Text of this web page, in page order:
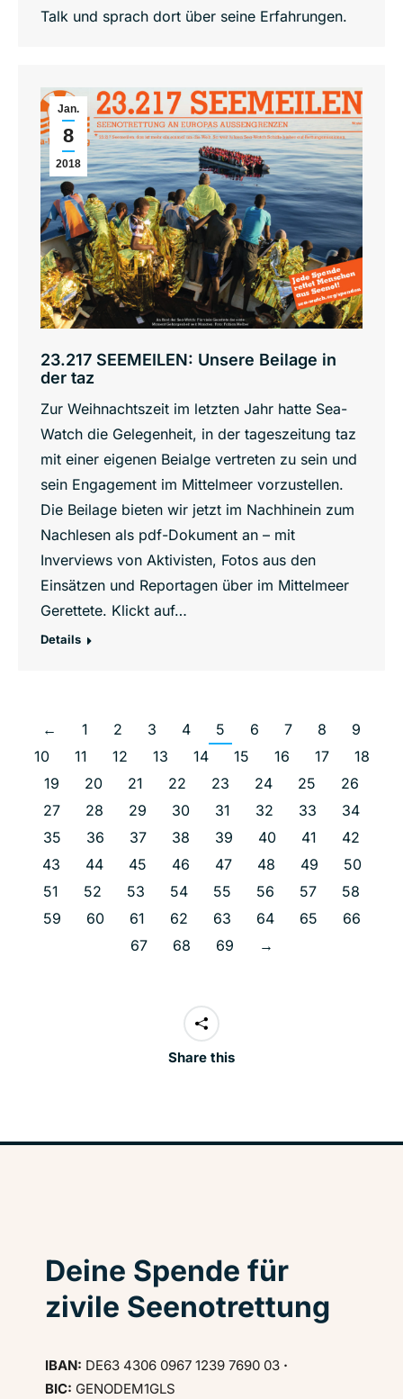
Talk und sprach dort über seine Erfahrungen.
Jan.
8
2018
23.217 SEEMEILEN: Unsere Beilage in
der taz
Zur Weihnachtszeit im letzten Jahr hatte Sea-
Watch die Gelegenheit, in der tageszeitung taz
mit einer eigenen Beialge vertreten zu sein und
sein Engagement im Mittelmeer vorzustellen.
Die Beilage bieten wir jetzt im Nachhinein zum
Nachlesen als pdf-Dokument an – mit
Inverviews von Aktivisten, Fotos aus den
Einsätzen und Reportagen über im Mittelmeer
Gerettete. Klickt auf…
Details
← 1 2 3 4 5 6 7 8
9
10
11 12 13 14 15 16 17
18
19
20 21 22 23 24 25
26
27
28 29 30 31 32 33
34
35
36 37 38 39 40 41
42
43
44 45 46 47 48 49
50
51
52 53 54 55 56 57
58
59
60 61 62 63 64 65
66
67
68 69 →
Share this
Deine Spende für
zivile Seenotrettung
IBAN: DE63 4306 0967 1239 7690 03 ·
BIC: GENODEM1GLS